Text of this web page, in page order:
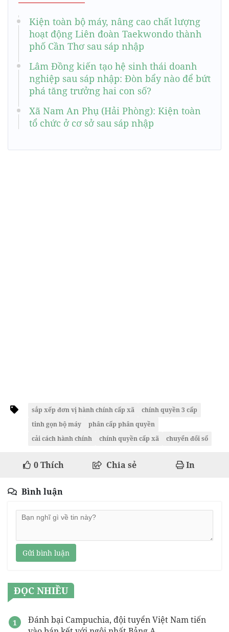
Kiện toàn bộ máy, nâng cao chất lượng
hoạt động Liên đoàn Taekwondo thành
phố Cần Thơ sau sáp nhập
Lâm Đồng kiến tạo hệ sinh thái doanh
nghiệp sau sáp nhập: Đòn bẩy nào để bứt
phá tăng trưởng hai con số?
Xã Nam An Phụ (Hải Phòng): Kiện toàn
tổ chức ở cơ sở sau sáp nhập
sắp xếp đơn vị hành chính cấp xã
chính quyền 3 cấp
tinh gọn bộ máy
phân cấp phân quyền
cải cách hành chính
chính quyền cấp xã chuyển đổi số
0Thích Chia sẻ In
Bình luận
Gửi bình luận
ĐỌC NHIỀU
Đánh bại Campuchia, đội tuyển Việt Nam tiến